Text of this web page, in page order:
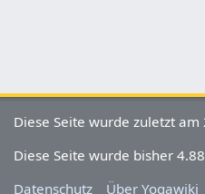
Diese Seite wurde zuletzt
Diese Seite wurde bisher
Datenschutz
Über Yogawiki